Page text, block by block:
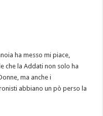
ha messo mi piace,
che la Addati non solo ha
ma anche i
abbiano un pò perso la